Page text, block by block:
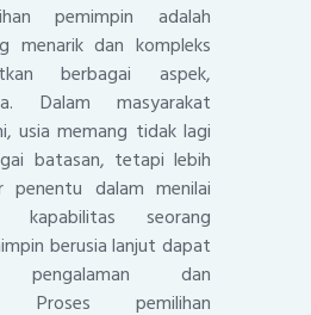
pemimpin adalah
menarik dan kompleks
berbagai aspek,
Dalam masyarakat
usia memang tidak lagi
batasan, tetapi lebih
penentu dalam menilai
kapabilitas seorang
berusia lanjut dapat
pengalaman dan
Proses pemilihan